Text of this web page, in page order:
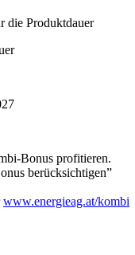
die Produktdauer
Bonus profitieren.
berücksichtigen”
www.energieag.at/kombi